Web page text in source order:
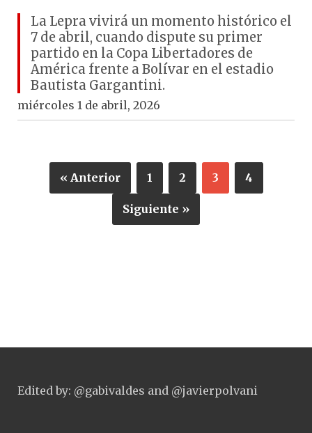
La Lepra vivirá un momento histórico el
7 de abril, cuando dispute su primer
partido en la Copa Libertadores de
América frente a Bolívar en el estadio
Bautista Gargantini.
miércoles 1 de abril, 2026
« Anterior 1 2 3 4
Siguiente »
Edited by: @gabivaldes and @javierpolvani